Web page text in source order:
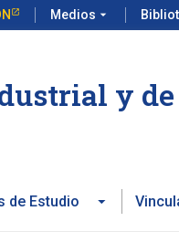
Medios arrow_drop_down
y
de Estudio